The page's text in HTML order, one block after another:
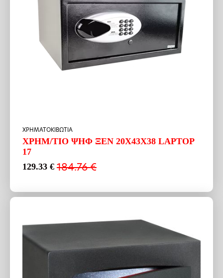
ΧΡΗΜΑΤΟΚΙΒΩΤΙΑ
ΧΡΗΜ/ΤΙΟ ΨΗΦ ΞΕΝ 20Χ43Χ38 LAPTOP
17
184.76€
Original
184.76 €.
129.33 €
Η
είναι: